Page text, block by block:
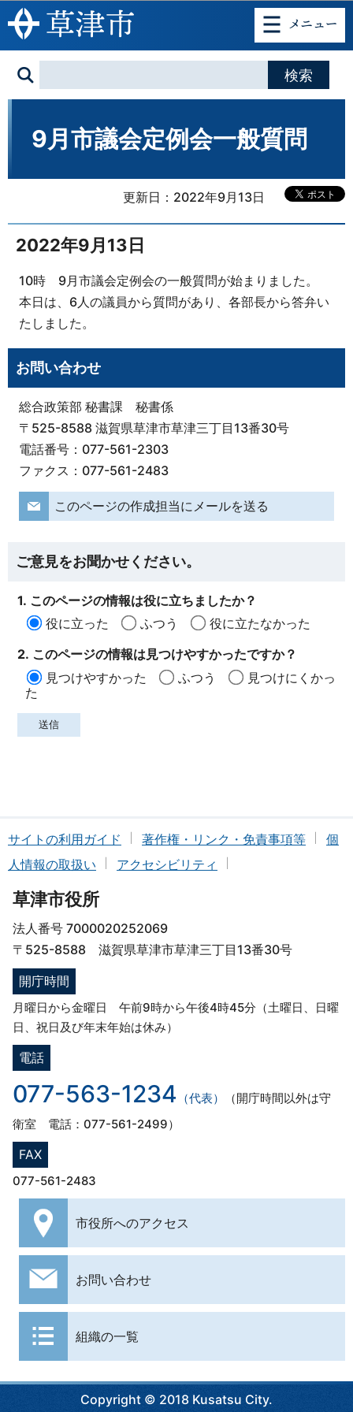
このページの本文へ移動
9月市議会定例会一般質問
更新日：2022年9月13日
2022年9月13日
10時 9月市議会定例会の一般質問が始まりました。
本日は、6人の議員から質問があり、各部長から答弁い
たしました。
お問い合わせ
総合政策部 秘書課 秘書係
〒525-8588 滋賀県草津市草津三丁目13番30号
電話番号：077-561-2303
ファクス：077-561-2483
このページの作成担当にメールを送る
ご意見をお聞かせください。
1. このページの情報は役に立ちましたか？
役に立った
ふつう
役に立たなかった
2. このページの情報は見つけやすかったですか？
見つけやすかった
ふつう
見つけにくかっ
た
サイトの利用ガイド 著作権・リンク・免責事項等
個
人情報の取扱い
アクセシビリティ
草津市役所
法人番号 7000020252069
〒525-8588 滋賀県草津市草津三丁目13番30号
開庁時間
月曜日から金曜日 午前9時から午後4時45分（土曜日、日曜
日、祝日及び年末年始は休み）
電話
077-563-1234 （代表）
（開庁時間以外は守
衛室 電話：077-561-2499）
FAX
077-561-2483
市役所へのアクセス
お問い合わせ
組織の一覧
Copyright © 2018 Kusatsu City.